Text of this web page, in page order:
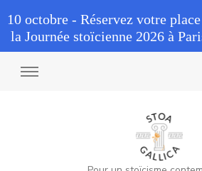
10 octobre - Réservez votre place
la Journée stoïcienne 2026 à